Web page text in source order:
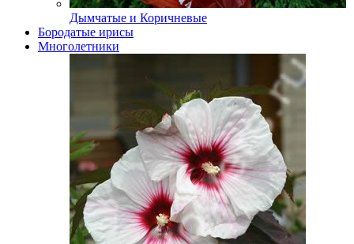
Дымчатые и Коричневые
Бородатые ирисы
Многолетники